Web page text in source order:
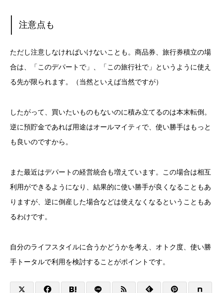
注意点も
ただし注意しなければいけないことも。商品券、旅行券積立の場
合は、「このデパートで」、「この旅行社で」というように使え
る先が限られます。（当然といえば当然ですが）
したがって、買いたいものもないのに積み立てるのは本末転倒。
逆に預貯金であれば用途はオールマイティで、使い勝手はもっと
も良いのですから。
また最近はデパートの経営統合も増えています。この場合は相互
利用ができるようになり、結果的に使い勝手が良くなることもあ
りますが、逆に倒産した場合などは使えなくなるということもあ
るわけです。
自分のライフスタイルに合うかどうかを考え、オトク度、使い勝
手トータルで利用を検討することがポイントです。